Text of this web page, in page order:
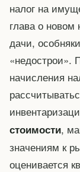
налог на
глава о новом
дачи,
«недострои».
начисления
стоимости,
значениям к
оценивается